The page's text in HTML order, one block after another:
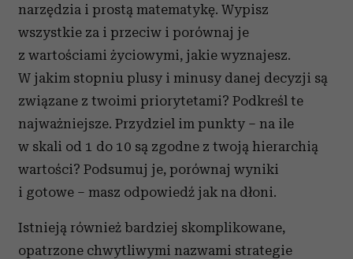
narzędzia i prostą matematykę. Wypisz
wszystkie za i przeciw i porównaj je
z wartościami życiowymi, jakie wyznajesz.
W jakim stopniu plusy i minusy danej decyzji są
związane z twoimi priorytetami? Podkreśl te
najważniejsze. Przydziel im punkty – na ile
w skali od 1 do 10 są zgodne z twoją hierarchią
wartości? Podsumuj je, porównaj wyniki
i gotowe – masz odpowiedź jak na dłoni.
Istnieją również bardziej skomplikowane,
opatrzone chwytliwymi nazwami strategie